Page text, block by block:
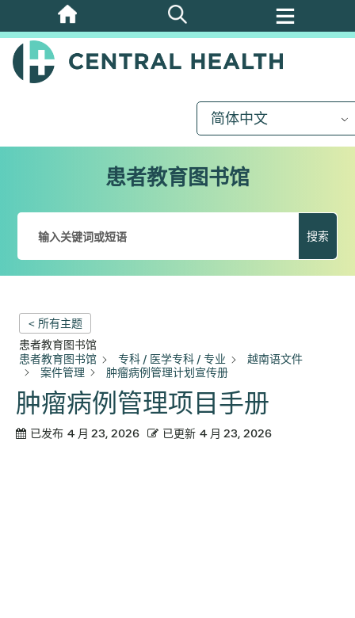
跳
至
主
简体中文
患者教育图书馆
搜索
< 所有主题
患者教育图书馆
患者教育图书馆
专科 / 医学专科 / 专业
越南语文件
案件管理
肿瘤病例管理计划宣传册
肿瘤病例管理项目手册
已发布 4 月 23, 2026 已更新 4 月 23, 2026